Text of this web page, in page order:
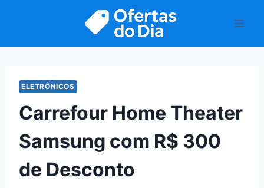
ELETRÔNICOS
Carrefour Home Theater
Samsung com R$ 300
de Desconto